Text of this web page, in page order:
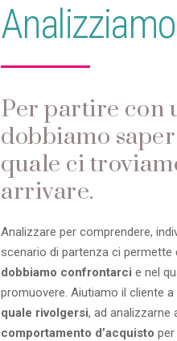
Per partire con
dobbiamo
quale ci
arrivare.
Analizzare per comprendere,
scenario di partenza ci permette
dobbiamo confrontarci e nel
promuovere. Aiutiamo il cliente a
quale rivolgersi, ad analizzarne
comportamento d’acquisto